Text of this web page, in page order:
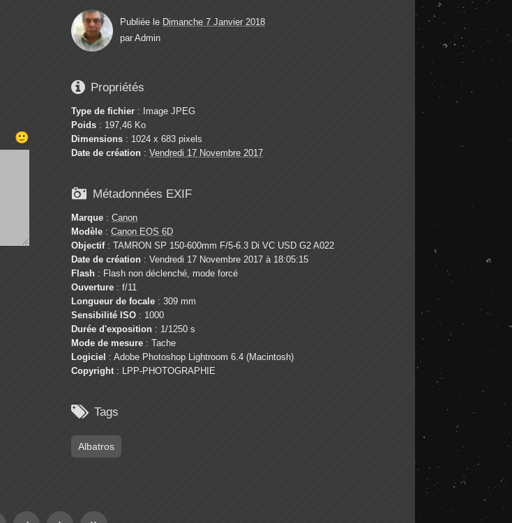
Publiée le Dimanche 7 Janvier 2018
par Admin
 Propriétés
Type de fichier : Image JPEG
Poids : 197,46 Ko
Dimensions : 1024 x 683 pixels
Date de création : Vendredi 17 Novembre 2017
 Métadonnées EXIF
Marque : Canon
Modèle : Canon EOS 6D
Objectif: TAMRON SP 150-600mm F/5-6.3 Di VC USD G2 A022
Date de création : Vendredi 17 Novembre 2017 à 18:05:15
Flash : Flash non déclenché, mode forcé
Ouverture : f/11
Longueur de focale : 309 mm
Sensibilité ISO : 1000
Durée d'exposition : 1/1250 s
Mode de mesure : Tache
Logiciel : Adobe Photoshop Lightroom 6.4 (Macintosh)
Copyright: LPP-PHOTOGRAPHIE
 Tags
Albatros
🙂